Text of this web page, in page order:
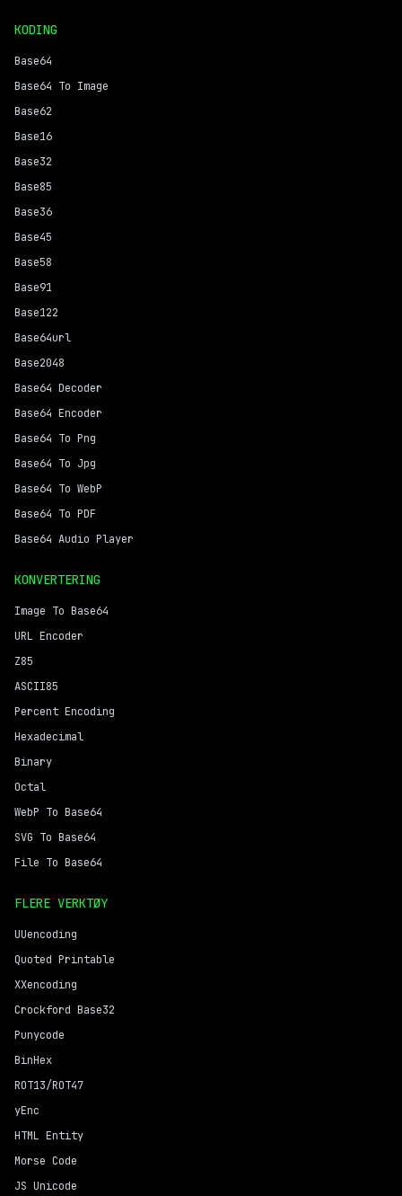
KODING
Base64
Base64 To Image
Base62
Base16
Base32
Base85
Base36
Base45
Base58
Base91
Base122
Base64url
Base2048
Base64 Decoder
Base64 Encoder
Base64 To Png
Base64 To Jpg
Base64 To WebP
Base64 To PDF
Base64 Audio Player
KONVERTERING
Image To Base64
URL Encoder
Z85
ASCII85
Percent Encoding
Hexadecimal
Binary
Octal
WebP To Base64
SVG To Base64
File To Base64
FLERE VERKTØY
UUencoding
Quoted Printable
XXencoding
Crockford Base32
Punycode
BinHex
ROT13/ROT47
yEnc
HTML Entity
Morse Code
JS Unicode